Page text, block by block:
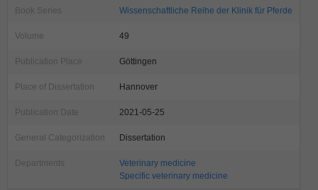
Book Series Wissenschaftliche Reihe der Klinik für Pferde
Volume 49
Publication Place Göttingen
Place of Dissertation Hannover
Publication Date 2021-05-25
General Categorization Dissertation
Departments
Veterinary medicine
Specific veterinary medicine